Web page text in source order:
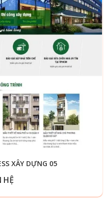
XÂY DỰNG 05
HỆ